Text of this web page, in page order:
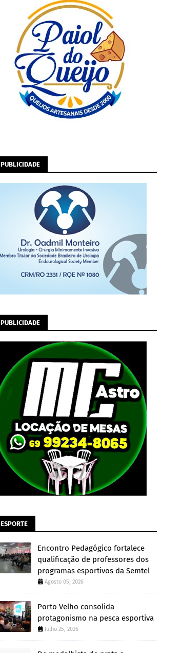
PUBLICIDADE
PUBLICIDADE
ESPORTE
Encontro Pedagógico fortalece
qualificação de professores dos
programas esportivos da Semtel
Agosto 05, 2026
Porto Velho consolida
protagonismo na pesca esportiva
Julho 25, 2026